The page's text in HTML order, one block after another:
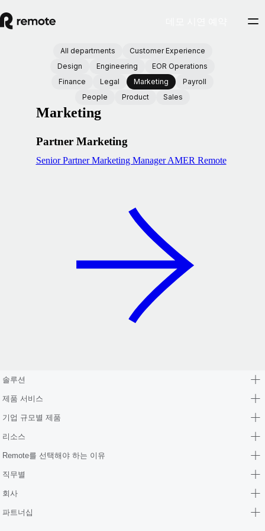
All departments
Customer Experience
Design
Engineering
EOR Operations
Finance
Legal Marketing
Payroll
People
Product Sales
Marketing
Partner Marketing
Senior Partner Marketing ManagerAMER Remote
솔루션
제품 서비스
기업 규모별 제품
리소스
Remote를 선택해야 하는 이유
직무별
회사
파트너십